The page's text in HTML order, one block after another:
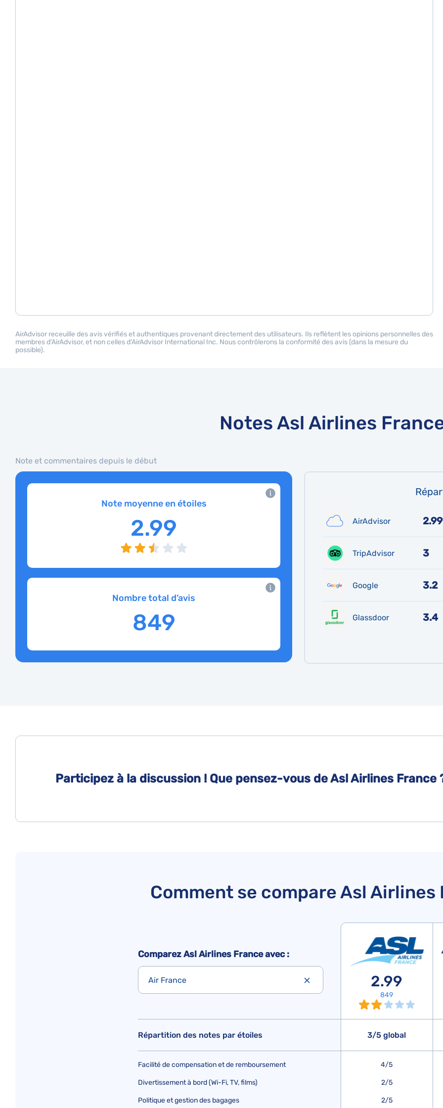
AirAdvisor receuille des avis vérifiés et authentiques provenant directement des utilisateurs. Ils reflètent les opinions personnelles des
membres d'AirAdvisor, et non celles d'AirAdvisor International Inc. Nous contrôlerons la conformité des avis (dans la mesure du
possible).
Notes Asl Airlines
Note et commentaires depuis le début
Note moyenne en étoiles
2.99
Nombre total d’avis
849
AirAdvisor 2.99
TripAdvisor 3
Google 3.2
Glassdoor 3.4
Participez à la discussion ! Que pensez-vous de Asl Airlines France
Comment se compare Asl Airlines
Comparez Asl Airlines France avec :
Air France
Répartition des notes par étoiles
Facilité de compensation et de remboursement
Divertissement à bord (Wi-Fi, TV, films)
Politique et gestion des bagages
2.99
849
3/5 global
4/5
2/5
2/5